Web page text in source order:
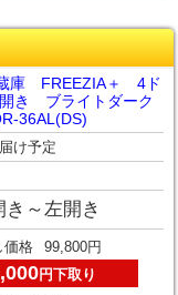
庫 FREEZIA＋ 4ド
き ブライトダーク
36AL(DS)
け予定
き～左開き
価格 99,800円
円下取り